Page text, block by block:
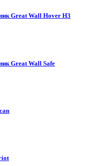
Great Wall Hover H3
Great Wall Safe